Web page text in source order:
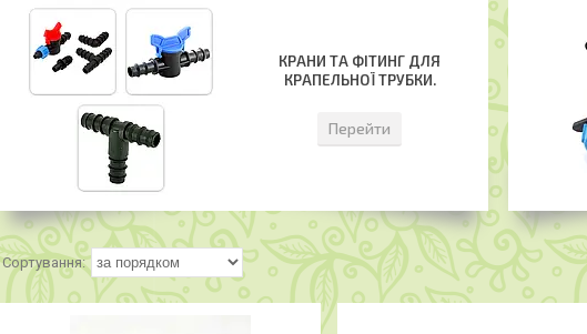
КРАНИ ТА ФІТИНГ ДЛЯ
КРАПЕЛЬНОЇ ТРУБКИ.
Перейти